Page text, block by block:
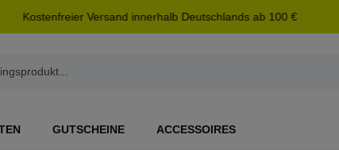
Kostenfreier Versand innerhalb Deutschlands ab 100 €
GUTSCHEINE ACCESSOIRES